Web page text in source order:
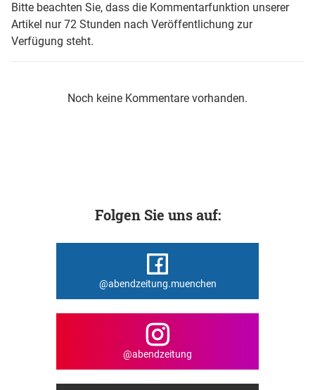
Bitte beachten Sie, dass die Kommentarfunktion unserer
Artikel nur 72 Stunden nach Veröffentlichung zur
Verfügung steht.
Noch keine Kommentare vorhanden.
Folgen Sie uns auf:
@abendzeitung.muenchen
@abendzeitung